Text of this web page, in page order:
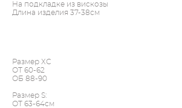
На подкладке из вискозы
Длина изделия 37-38см
Размер ХС
ОТ 60-62
ОБ 88-90
Размер S:
ОТ 63-64см